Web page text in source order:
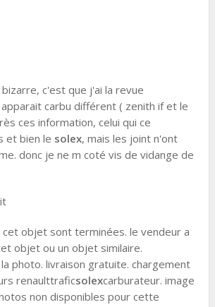
c'est que j'ai la revue
carbu différent ( zenith if et le
ces information, celui qui ce
et bien le solex, mais les joint n'ont
donc je ne m coté vis de vidange de
objet sont terminées. le vendeur a
objet ou un objet similaire.
photo. livraison gratuite. chargement
renaulttraficsolexcarburateur. image
non disponibles pour cette